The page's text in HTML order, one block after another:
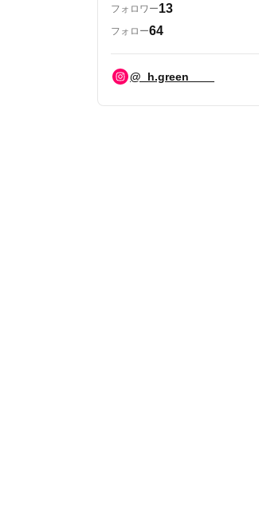
フォロワー13
フォロー64
@_h.green____